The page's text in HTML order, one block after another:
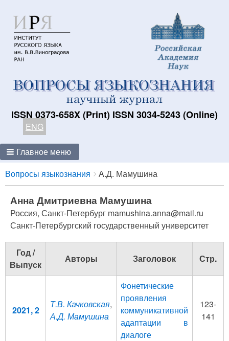
ISSN 0373-658X (Print) ISSN 3034-5243 (Online)
ENG
Главное меню
Breadcrumbs
You
are
here:
Вопросы языкознания А.Д. Мамушина
Анна Дмитриевна Мамушина
Россия, Санкт-Петербург mamushina.anna@mail.ru
Санкт-Петербургский государственный университет
Год /
Выпуск
Авторы Заголовок Стр.
2021, 2
Т.В. Качковская,
А.Д. Мамушина
Фонетические
проявления
коммуникативной
адаптации в
диалоге
123-
141